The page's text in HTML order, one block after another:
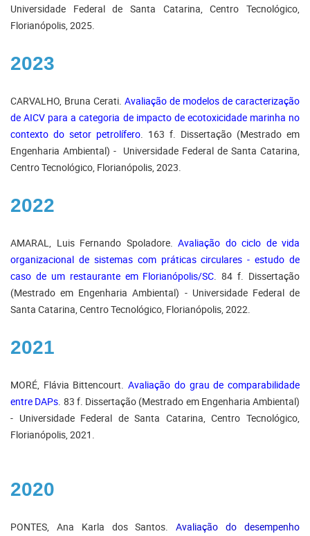
Universidade Federal de Santa Catarina, Centro Tecnológico,
Florianópolis, 2025.
2023
CARVALHO, Bruna Cerati. Avaliação de modelos de caracterização
de AICV para a categoria de impacto de ecotoxicidade marinha no
contexto do setor petrolífero. 163 f. Dissertação (Mestrado em
Engenharia Ambiental) - Universidade Federal de Santa Catarina,
Centro Tecnológico, Florianópolis, 2023.
2022
AMARAL, Luis Fernando Spoladore. Avaliação do ciclo de vida
organizacional de sistemas com práticas circulares - estudo de
caso de um restaurante em Florianópolis/SC. 84 f. Dissertação
(Mestrado em Engenharia Ambiental) - Universidade Federal de
Santa Catarina, Centro Tecnológico, Florianópolis, 2022.
2021
MORÉ, Flávia Bittencourt.Avaliação do grau de comparabilidade
entre DAPs. 83 f. Dissertação (Mestrado em Engenharia Ambiental)
- Universidade Federal de Santa Catarina, Centro Tecnológico,
Florianópolis, 2021.
2020
PONTES, Ana Karla dos Santos.Avaliação do desempenho